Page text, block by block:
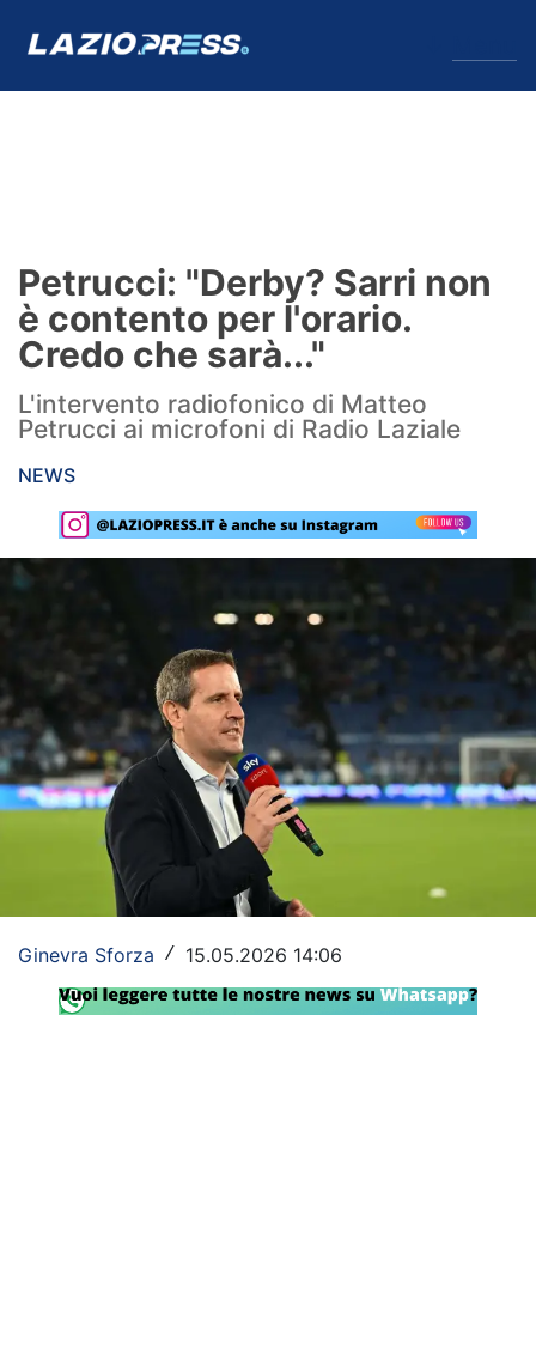
Formello
Infortuni
Primavera
Calciomercato
Lazio Women
Rassegna Lazio
Calcio
Serie A
Champions League
Europa League
Altri Sport
Tennis
Petrucci: "Derby? Sarri non
è contento per l'orario.
Credo che sarà..."
L'intervento radiofonico di Matteo
Petrucci ai microfoni di Radio Laziale
NEWS
Ginevra Sforza / 15.05.2026 14:06